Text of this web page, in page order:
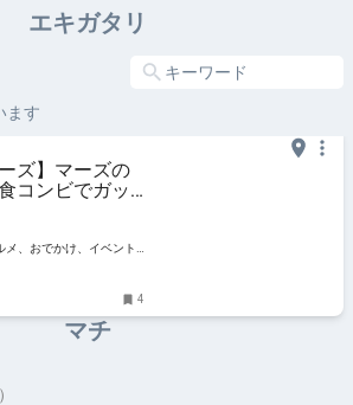
エキガタリ
ます
ズ】マーズの
コンビでガッ
メ、おでかけ、イベント
4
マチ